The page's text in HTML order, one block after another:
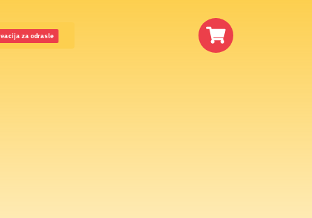
za odrasle